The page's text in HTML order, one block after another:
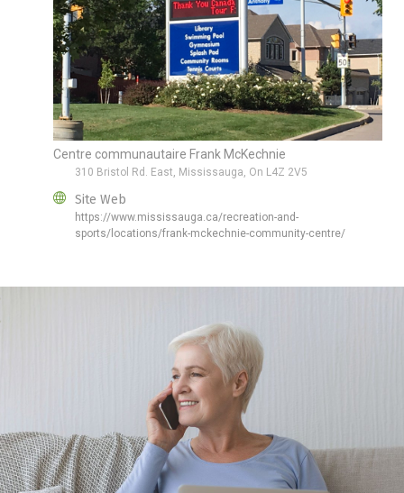
Centre communautaire Frank McKechnie
310 Bristol Rd. East, Mississauga, On L4Z 2V5
Site Web
https://www.mississauga.ca/recreation-and-
sports/locations/frank-mckechnie-community-centre/